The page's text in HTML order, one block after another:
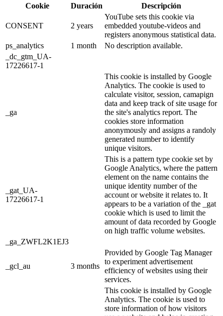
Cookie
Duración Descripción
CONSENT 2 years
YouTube sets this cookie via
embedded youtube-videos and
registers anonymous statistical data.
ps_analytics
1 month
No description available.
_dc_gtm_UA-
17226617-1
_ga
This cookie is installed by Google
Analytics. The cookie is used to
calculate visitor, session, camapign
data and keep track of site usage for
the site's analytics report. The
cookies store information
anonymously and assigns a randoly
generated number to identify
unique visitors.
_gat_UA-
17226617-1
This is a pattern type cookie set by
Google Analytics, where the pattern
element on the name contains the
unique identity number of the
account or website it relates to. It
appears to be a variation of the _gat
cookie which is used to limit the
amount of data recorded by Google
on high traffic volume websites.
_ga_ZWFL2K1EJ3
_gcl_au 3 months
Provided by Google Tag Manager
to experiment advertisement
efficiency of websites using their
services.
This cookie is installed by Google
Analytics. The cookie is used to
store information of how visitors